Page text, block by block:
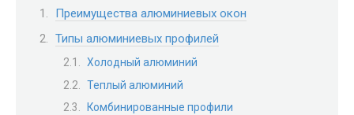
Преимущества алюминиевых окон
Типы алюминиевых профилей
Холодный алюминий
Теплый алюминий
Комбинированные профили